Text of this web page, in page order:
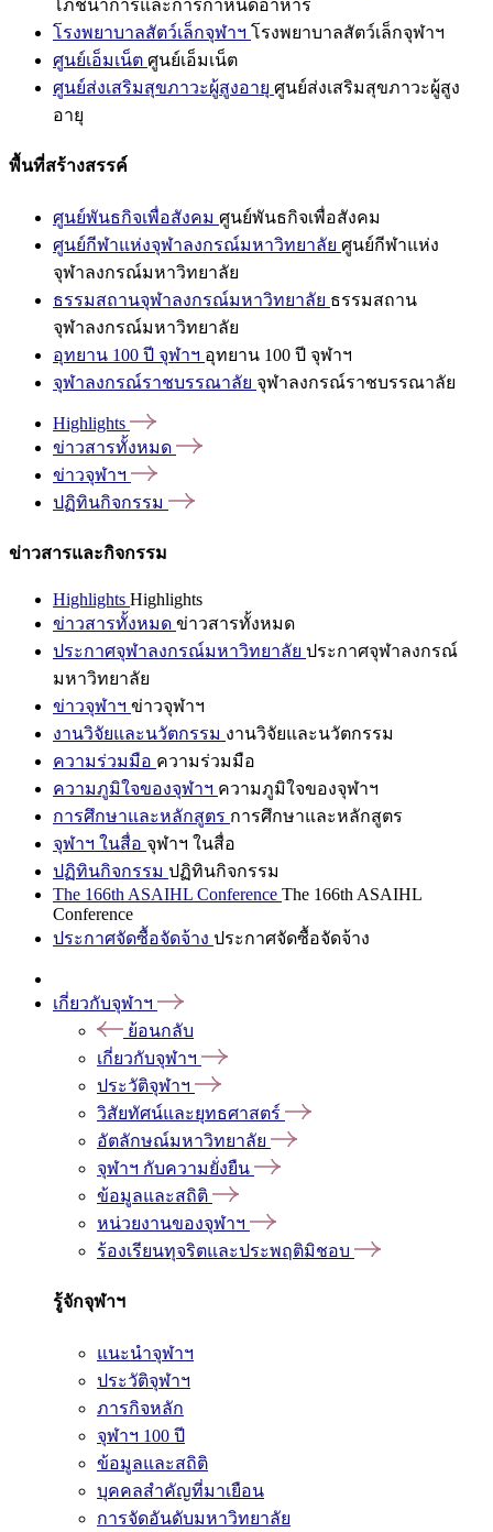
โภชนาการและการกำหนดอาหาร
โรงพยาบาลสัตว์เล็กจุฬาฯ โรงพยาบาลสัตว์เล็กจุฬาฯ
ศูนย์เอ็มเน็ต ศูนย์เอ็มเน็ต
ศูนย์ส่งเสริมสุขภาวะผู้สูงอายุ ศูนย์ส่งเสริมสุขภาวะผู้สูง
อายุ
พื้นที่สร้างสรรค์
ศูนย์พันธกิจเพื่อสังคม ศูนย์พันธกิจเพื่อสังคม
ศูนย์กีฬาแห่งจุฬาลงกรณ์มหาวิทยาลัย ศูนย์กีฬาแห่ง
จุฬาลงกรณ์มหาวิทยาลัย
ธรรมสถานจุฬาลงกรณ์มหาวิทยาลัย ธรรมสถาน
จุฬาลงกรณ์มหาวิทยาลัย
อุทยาน 100 ปี จุฬาฯ อุทยาน 100 ปี จุฬาฯ
จุฬาลงกรณ์ราชบรรณาลัย จุฬาลงกรณ์ราชบรรณาลัย
Highlights
ข่าวสารทั้งหมด
ข่าวจุฬาฯ
ปฏิทินกิจกรรม
ข่าวสารและกิจกรรม
Highlights Highlights
ข่าวสารทั้งหมด ข่าวสารทั้งหมด
ประกาศจุฬาลงกรณ์มหาวิทยาลัย ประกาศจุฬาลงกรณ์
มหาวิทยาลัย
ข่าวจุฬาฯ ข่าวจุฬาฯ
งานวิจัยและนวัตกรรม งานวิจัยและนวัตกรรม
ความร่วมมือ ความร่วมมือ
ความภูมิใจของจุฬาฯ ความภูมิใจของจุฬาฯ
การศึกษาและหลักสูตร การศึกษาและหลักสูตร
จุฬาฯ ในสื่อ จุฬาฯ ในสื่อ
ปฏิทินกิจกรรม ปฏิทินกิจกรรม
The 166th ASAIHL Conference The 166th ASAIHL
Conference
ประกาศจัดซื้อจัดจ้าง ประกาศจัดซื้อจัดจ้าง
เกี่ยวกับจุฬาฯ
ย้อนกลับ
เกี่ยวกับจุฬาฯ
ประวัติจุฬาฯ
วิสัยทัศน์และยุทธศาสตร์
อัตลักษณ์มหาวิทยาลัย
จุฬาฯ กับความยั่งยืน
ข้อมูลและสถิติ
หน่วยงานของจุฬาฯ
ร้องเรียนทุจริตและประพฤติมิชอบ
รู้จักจุฬาฯ
แนะนำจุฬาฯ
ประวัติจุฬาฯ
ภารกิจหลัก
จุฬาฯ 100 ปี
ข้อมูลและสถิติ
บุคคลสำคัญที่มาเยือน
การจัดอันดับมหาวิทยาลัย